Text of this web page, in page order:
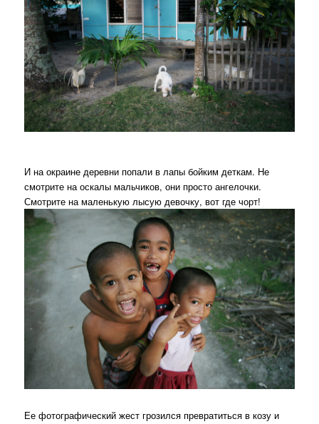
И на окраине деревни попали в лапы бойким деткам. Не
смотрите на оскалы мальчиков, они просто ангелочки.
Смотрите на маленькую лысую девочку, вот где чорт!
Ее фотографический жест грозился превратиться в козу и